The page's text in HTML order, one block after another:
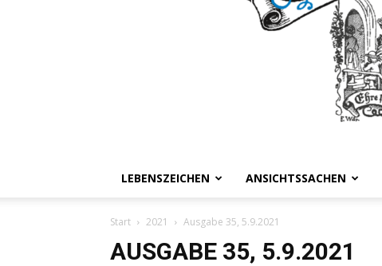
LEBENSZEICHEN ANSICHTSSACHEN
Start 2021 Ausgabe 35, 5.9.2021
AUSGABE 35, 5.9.2021